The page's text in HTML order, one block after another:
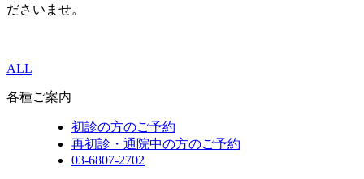
ださいませ。
ALL
各種ご案内
初診の方のご予約
再初診・通院中の方のご予約
03-6807-2702